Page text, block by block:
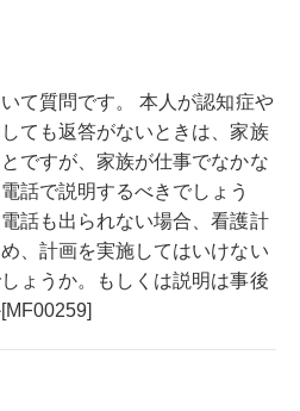
て質問です。 本人が認知症や
ても返答がないときは、家族
ですが、家族が仕事でなかな
話で説明するべきでしょう
話も出られない場合、看護計
、計画を実施してはいけない
ょうか。もしくは説明は事後